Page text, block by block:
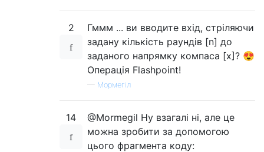
2
Гммм ... ви вводите вхід, стріляючи
задану кількість раундів [n] до
заданого напрямку компаса [x]? 😍
Операція Flashpoint!
— Мормегіл
14
@Mormegil Ну взагалі ні, але це
можна зробити за допомогою
цього фрагмента коду: